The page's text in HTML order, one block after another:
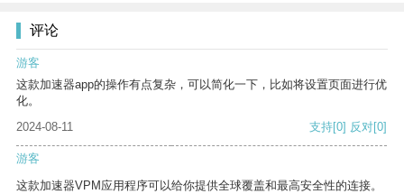
评论
游客
这款加速器app的操作有点复杂，可以简化一下，比如将设置页面进行优
化。
2024-08-11
支持[0] 反对[0]
游客
这款加速器VPM应用程序可以给你提供全球覆盖和最高安全性的连接。